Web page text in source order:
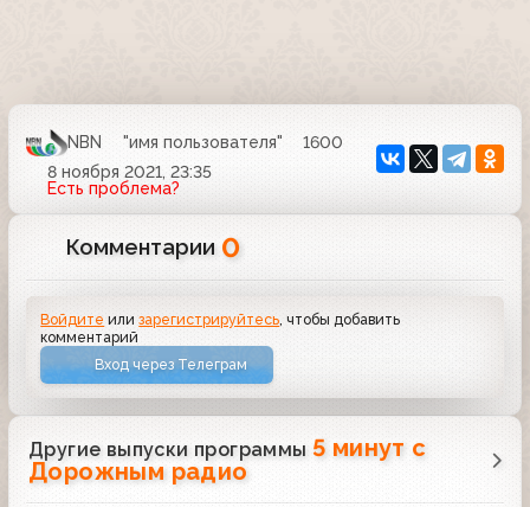
NBN "имя пользователя"
1600
8 ноября 2021, 23:35
Есть проблема?
Комментарии 0
Войдите илизарегистрируйтесь , чтобы добавить
комментарий
Вход через Телеграм
Другие выпуски программы 5 минут с
Дорожным радио